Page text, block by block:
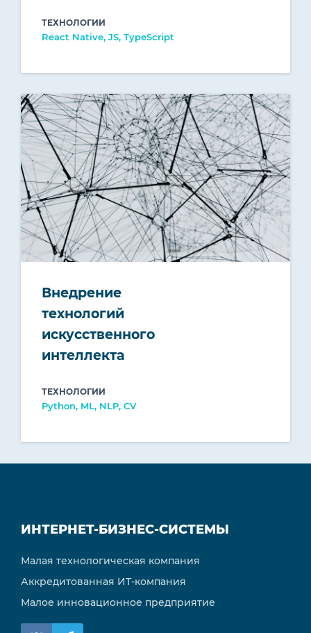
ТЕХНОЛОГИИ
React Native, JS, TypeScript
Внедрение
технологий
искусственного
интеллекта
ТЕХНОЛОГИИ
Python, ML, NLP, CV
ИНТЕРНЕТ-БИЗНЕС-СИСТЕМЫ
Малая технологическая компания
Аккредитованная ИТ-компания
Малое инновационное предприятие